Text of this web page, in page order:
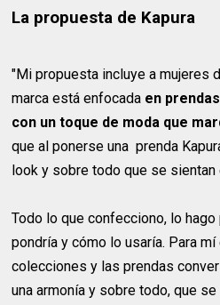
La propuesta de Kapura
"Mi propuesta incluye a mujeres
marca está enfocada en
con un toque de moda que
que al ponerse una prenda
look y sobre todo que se
Todo lo que confecciono, lo
pondría y cómo lo usaría. Para
colecciones y las prendas
una armonía y sobre todo, que